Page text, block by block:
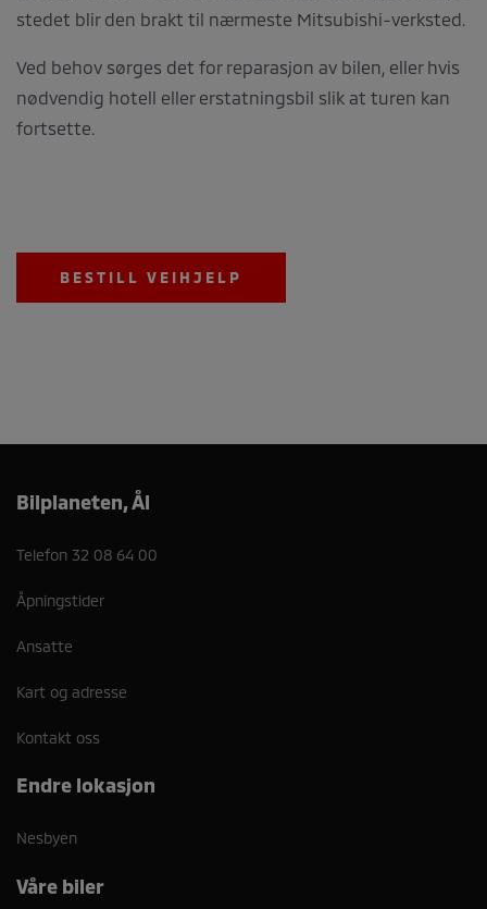
stedet blir den brakt til nærmeste Mitsubishi-verksted.
Ved behov sørges det for reparasjon av bilen, eller hvis
nødvendig hotell eller erstatningsbil slik at turen kan
fortsette.
BESTILL VEIHJELP
Bilplaneten, Ål
Telefon 32 08 64 00
Åpningstider
Ansatte
Kart og adresse
Kontakt oss
Endre lokasjon
Nesbyen
Våre biler